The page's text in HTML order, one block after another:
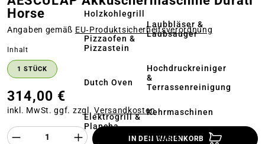
Holzkohlegrill
Pizzaofen &
Pizzastein
Dutch Oven
Elektrogrill &
Plancha
Laubbläser &
Laubsauger
Hochdruckreiniger
&
Terrassenreinigung
Kehrmaschinen
Akkus &
Horse
Angaben gemäß EU‑Produktsicherheitsverordnung
Inhalt
1 STÜCK
314,00 €
inkl. MwSt. ggf. zzgl.Versandkosten
Produkt Anzahl des Produktes
IN DEN WARENKORB